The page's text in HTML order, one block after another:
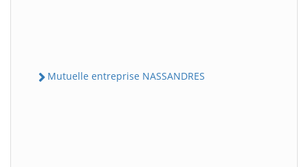
Mutuelle entreprise NASSANDRES